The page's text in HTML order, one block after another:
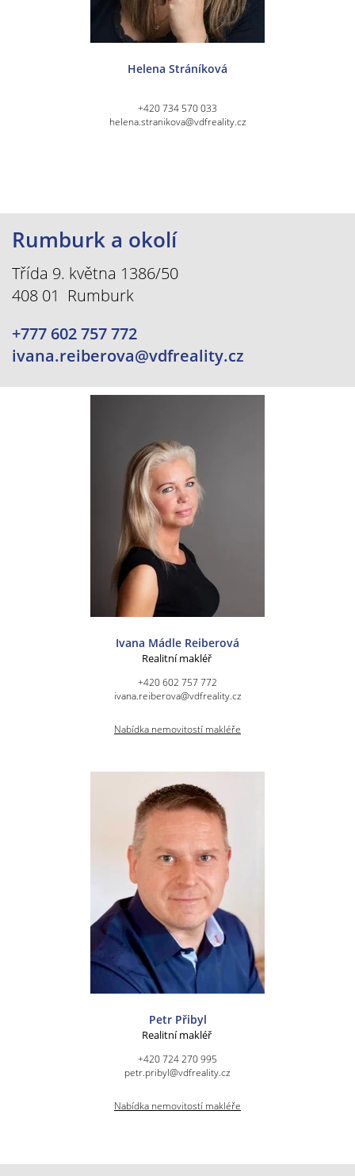
Helena Stráníková
+420 734 570 033
helena.stranikova@vdfreality.cz
Rumburk a okolí
Třída 9. května 1386/50
408 01 Rumburk
+777 602 757 772
ivana.reiberova@vdfreality.cz
Ivana Mádle Reiberová
Realitní makléř
+420 602 757 772
ivana.reiberova@vdfreality.cz
Nabídka nemovitostí makléře
Petr Přibyl
Realitní makléř
+420 724 270 995
petr.pribyl@vdfreality.cz
Nabídka nemovitostí makléře